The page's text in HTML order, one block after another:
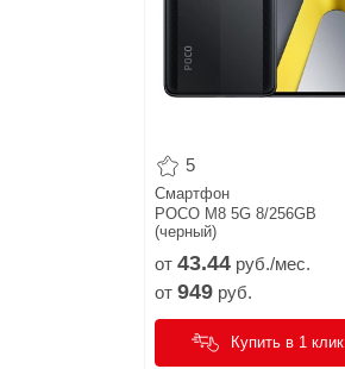
5
Смартфон
POCO M8 5G 8/256GB
(черный)
от 43.44 руб./мес.
от 949 руб.
Купить в 1 клик